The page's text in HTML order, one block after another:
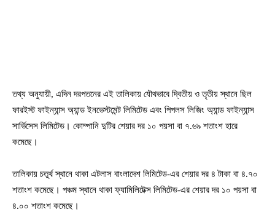
তথ্য অনুযায়ী, এদিন দরপতনের এই তালিকায় যৌথভাবে দ্বিতীয় ও তৃতীয় স্থানে ছিল
ফারইস্ট ফাইন্যান্স অ্যান্ড ইনভেস্টমেন্ট লিমিটেড এবং পিপলস লিজিং অ্যান্ড ফাইন্যান্স
সার্ভিসেস লিমিটেড। কোম্পানি দুটির শেয়ার দর ১০ পয়সা বা ৭.৬৯ শতাংশ হারে
কমেছে।
তালিকায় চতুর্থ স্থানে থাকা এটলাস বাংলাদেশ লিমিটেড-এর শেয়ার দর ৪ টাকা বা ৪.৭০
শতাংশ কমেছে। পঞ্চম স্থানে থাকা ফ্যামিলিটেক্স লিমিটেড-এর শেয়ার দর ১০ পয়সা বা
৪.০০ শতাংশ কমেছে।